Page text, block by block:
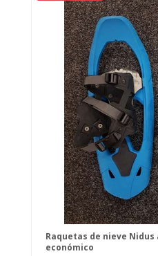
Raquetas de nieve
económico